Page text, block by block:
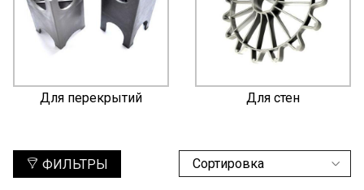
Для перекрытий Для стен
ФИЛЬТРЫ